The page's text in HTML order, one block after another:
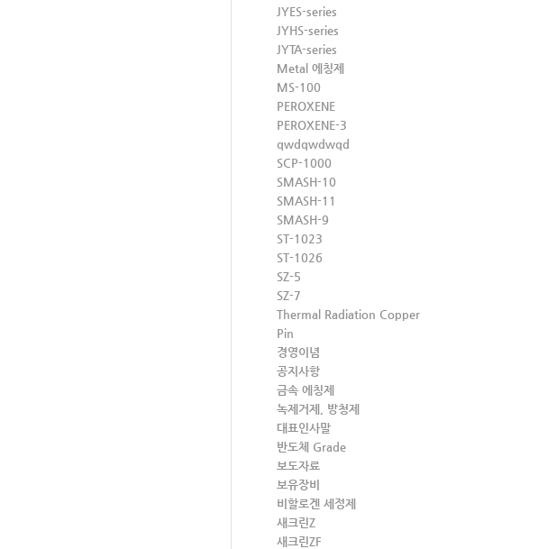
JYES-series
JYHS-series
JYTA-series
Metal 에칭제
MS-100
PEROXENE
PEROXENE-3
qwdqwdwqd
SCP-1000
SMASH-10
SMASH-11
SMASH-9
ST-1023
ST-1026
SZ-5
SZ-7
Thermal Radiation Copper
Pin
경영이념
공지사항
금속 에칭제
녹제거제, 방청제
대표인사말
반도체 Grade
보도자료
보유장비
비할로겐 세정제
새크린Z
새크린ZF